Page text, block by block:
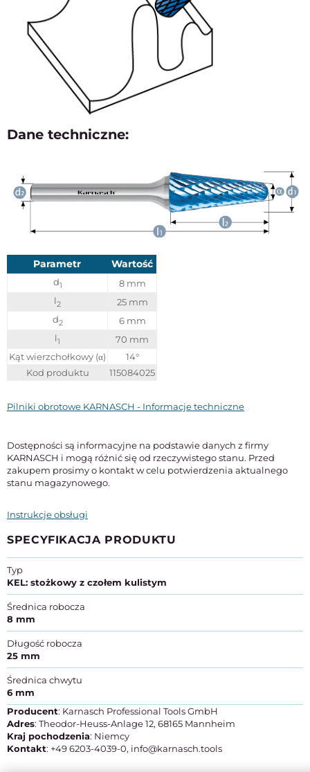
Dane techniczne:
Parametr Wartość
d1
8 mm
l2
25 mm
d2
6 mm
l1
70 mm
Kąt wierzchołkowy (α)
14°
Kod produktu
115084025
Pilniki obrotowe KARNASCH - Informacje techniczne
Dostępności są informacyjne na podstawie danych z firmy
KARNASCH i mogą różnić się od rzeczywistego stanu. Przed
zakupem prosimy o kontakt w celu potwierdzenia aktualnego
stanu magazynowego.
Instrukcje obsługi
SPECYFIKACJA PRODUKTU
Typ
KEL: stożkowy z czołem kulistym
Średnica robocza
8 mm
Długość robocza
25 mm
Średnica chwytu
6 mm
Producent: Karnasch Professional Tools GmbH
Adres: Theodor-Heuss-Anlage 12, 68165 Mannheim
Kraj pochodzenia: Niemcy
Kontakt: +49 6203-4039-0, info@karnasch.tools